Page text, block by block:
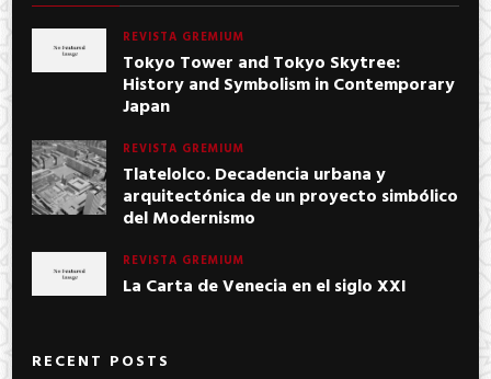
REVISTA GREMIUM
Tokyo Tower and Tokyo Skytree:
History and Symbolism in Contemporary
Japan
REVISTA GREMIUM
Tlatelolco. Decadencia urbana y
arquitectónica de un proyecto simbólico
del Modernismo
REVISTA GREMIUM
La Carta de Venecia en el siglo XXI
RECENT POSTS